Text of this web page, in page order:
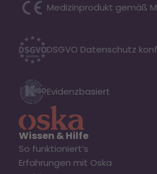
Medizinprodukt gemäß
DSGVO Datenschutz
Evidenzbasiert
Wissen & Hilfe
So funktioniert’s
Erfahrungen mit Oska